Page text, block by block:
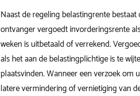
Naast de regeling belastingrente
ontvanger vergoedt invorderingsrente
weken is uitbetaald of verrekend.
als het aan de belastingplichtige is te
plaatsvinden. Wanneer een verzoek om
latere vermindering of vernietiging van